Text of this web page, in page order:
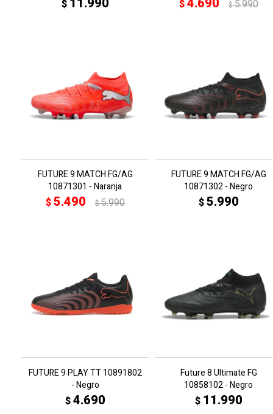
$ $ $5.990
FUTURE 9 MATCH FG/AG
10871301 - Naranja
$5.490 $5.990
FUTURE 9 MATCH FG/AG
10871302 - Negro
$5.990
FUTURE 9 PLAY TT 10891802
- Negro
$4.690
Future 8 Ultimate FG
10858102 - Negro
$ 11.990